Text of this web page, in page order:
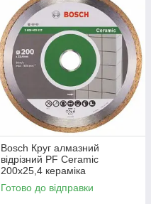
Bosch Круг алмазний
відрізний PF Ceramic
200х25,4 кераміка
Готово до відправки